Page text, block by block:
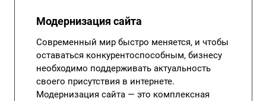
Модернизация сайта
Современный мир быстро меняется, и чтобы
оставаться конкурентоспособным, бизнесу
необходимо поддерживать актуальность
своего присутствия в интернете.
Модернизация сайта — это комплексная